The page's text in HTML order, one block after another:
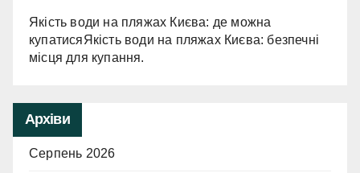
Якість води на пляжах Києва: де можна
купатисяЯкість води на пляжах Києва: безпечні
місця для купання.
Архіви
Серпень 2026